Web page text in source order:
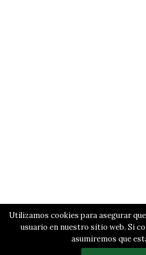
Utilizamos cookies para asegurar
usuario en nuestro sitio web. Si
asumiremos que